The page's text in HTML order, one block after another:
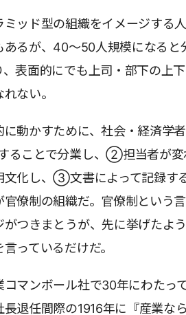
ッド型の組織をイメージする
あるが、40〜50人規模になると
、表面的にでも上司・部下の上
ない。
動かすために、社会・経済学
ることで分業し、②担当者が変
文化し、③文書によって記録す
僚制の組織だ。官僚制という
がつきまとうが、先に挙げたよ
っているだけだ。
コマンボール社で30年にわたっ
退任間際の1916年に『産業な